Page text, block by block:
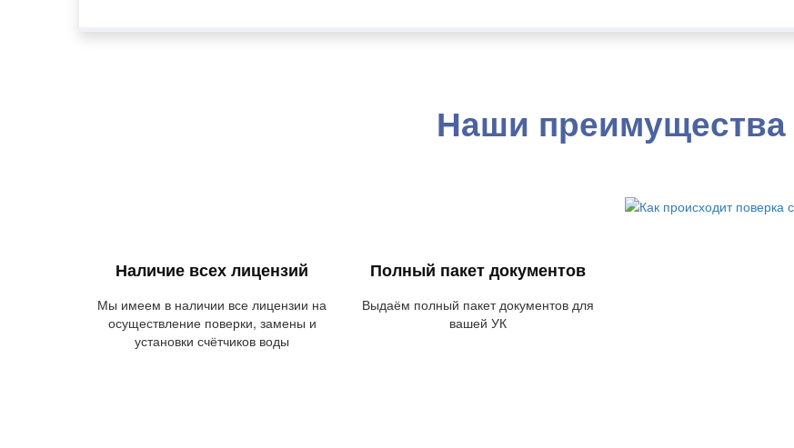
Наши преимущества
Наличие всех лицензий
Мы имеем в наличии все лицензии на
осуществление поверки, замены и
установки счётчиков воды
Полный пакет документов
Выдаём полный пакет документов для
вашей УК
Поверка счётчиков воды